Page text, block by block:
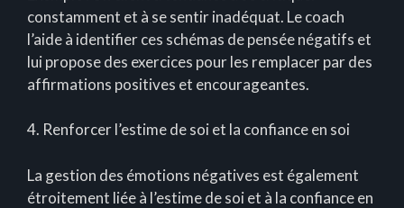
constamment et à se sentir inadéquat. Le coach
l’aide à identifier ces schémas de pensée négatifs et
lui propose des exercices pour les remplacer par des
affirmations positives et encourageantes.
4. Renforcer l’estime de soi et la confiance en soi
La gestion des émotions négatives est également
étroitement liée à l’estime de soi et à la confiance en